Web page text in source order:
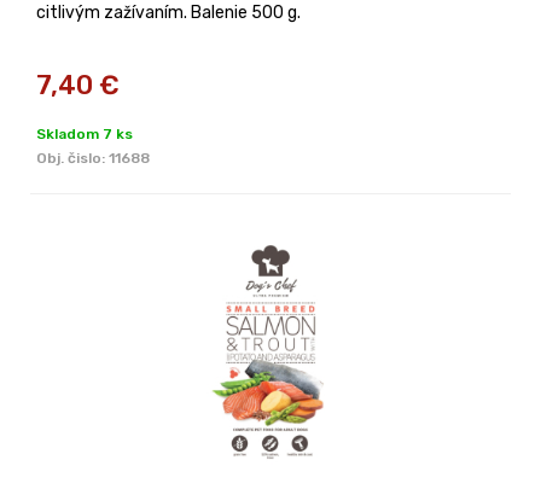
citlivým zažívaním. Balenie 500 g.
7,40 €
Skladom 7 ks
Obj. čislo: 11688